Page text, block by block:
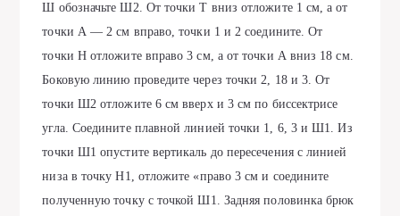
Ш обозначьте Ш2. От точки Т вниз отложите 1 см, а от
точки А — 2 см вправо, точки 1 и 2 соедините. От
точки Н отложите вправо 3 см, а от точки А вниз 18 см.
Боковую линию проведите через точки 2, 18 и 3. От
точки Ш2 отложите 6 см вверх и 3 см по биссектрисе
угла. Соедините плавной линией точки 1, 6, 3 и Ш1. Из
точки Ш1 опустите вертикаль до пересечения с линией
низа в точку Н1, отложите «право 3 см и соедините
полученную точку с точкой Ш1. Задняя половинка брюк